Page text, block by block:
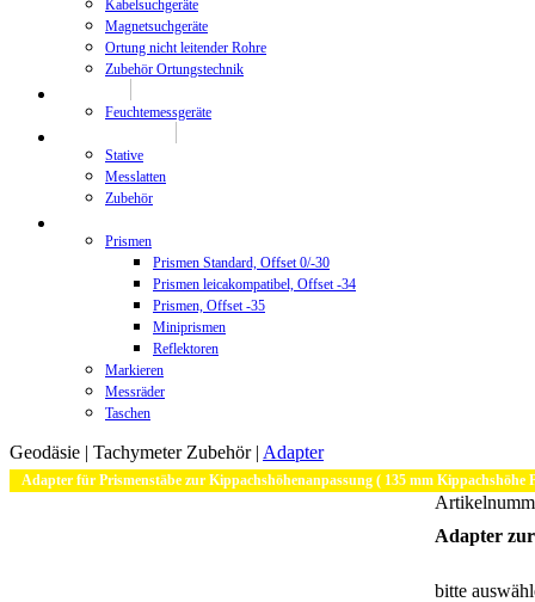
Kabelsuchgeräte
Magnetsuchgeräte
Ortung nicht leitender Rohre
Zubehör Ortungstechnik
Feuchtemessgeräte
Stative
Messlatten
Zubehör
Prismen
Prismen Standard, Offset 0/-30
Prismen leicakompatibel, Offset -34
Prismen, Offset -35
Miniprismen
Reflektoren
Markieren
Messräder
Taschen
Geodäsie | Tachymeter Zubehör | Adapter
Adapter für Prismenstäbe zur Kippachshöhenanpassung ( 135 mm Kippachshöhe
Adapter
bitte